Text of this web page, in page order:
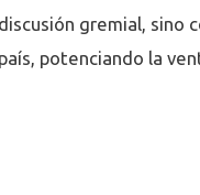
gremial,
potenciando la